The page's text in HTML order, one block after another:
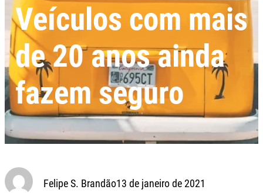
Veículos com mais
de 20 anos ainda
fazem seguro
Felipe S. Brandão13 de janeiro de 2021